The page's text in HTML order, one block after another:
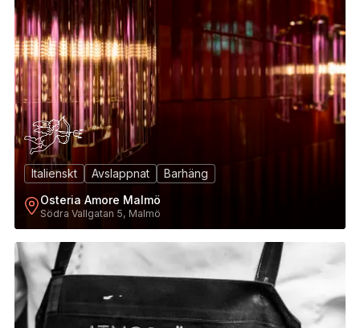
Italienskt Avslappnat
Barhäng
Osteria Amore Malmö
Södra Vallgatan 5, Malmö